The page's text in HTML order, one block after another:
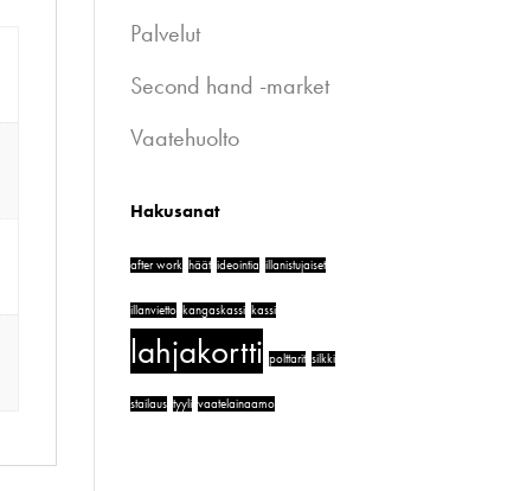
Palvelut
Second hand -market
Vaatehuolto
Hakusanat
after work häät ideointia illanistujaiset
illanvietto kangaskassi kassi
lahjakortti polttarit silkki
stailaus tyyli vaatelainaamo